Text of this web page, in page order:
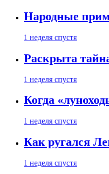
Народные
1 неделя спустя
Раскрыта
1 неделя спустя
Когда
1 неделя спустя
Как ругался
1 неделя спустя